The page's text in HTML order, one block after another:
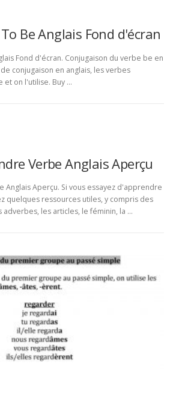
Be Anglais Fond d'écran
Fond d'écran. Conjugaison du verbe be en
conjugaison en anglais, les verbes
et on l'utilise. Buy …
Verbe Anglais Aperçu
Anglais Aperçu. Si vous essayez d'apprendre
quelques ressources utiles, y compris des
adverbes, les articles, le féminin, la …